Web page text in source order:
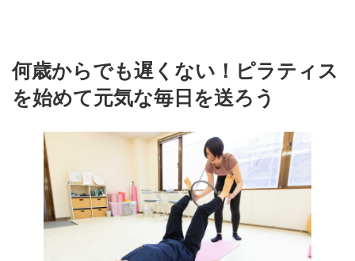
何歳からでも遅くない！ピラティス
を始めて元気な毎日を送ろう